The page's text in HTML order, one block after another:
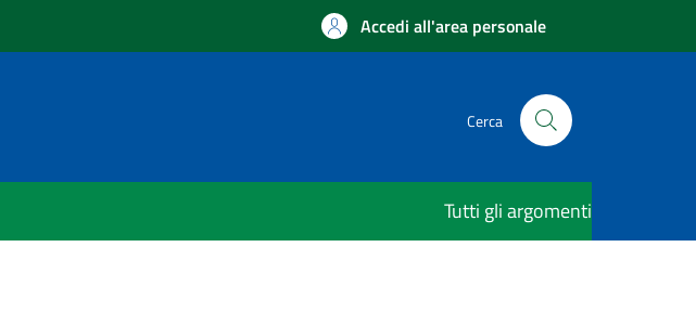
Accedi all'area personale
Cerca
Tutti gli argomenti